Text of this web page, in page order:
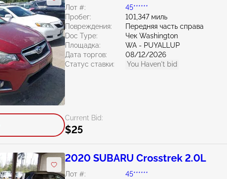
Лот #:
45******
Пробег:
101,347 миль
Повреждения:
Передняя часть справа
Doc Type:
Чек Washington
Площадка:
WA - PUYALLUP
Дата торгов:
08/12/2026
Статус ставки:
You Haven't bid
Current Bid:
$25
2020 SUBARU Crosstrek 2.0L
Лот #:
45******